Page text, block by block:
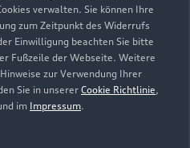
verwalten. Sie können Ihre
zum Zeitpunkt des Widerrufs
Einwilligung beachten Sie bitte
Fußzeile der Webseite. Weitere
zur Verwendung Ihrer
Sie in unserer Cookie Richtlinie,
im Impressum.
- 18:00